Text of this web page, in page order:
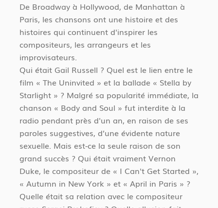
De Broadway à Hollywood, de Manhattan à
Paris, les chansons ont une histoire et des
histoires qui continuent d'inspirer les
compositeurs, les arrangeurs et les
improvisateurs.
Qui était Gail Russell ? Quel est le lien entre le
film « The Uninvited » et la ballade « Stella by
Starlight » ? Malgré sa popularité immédiate, la
chanson « Body and Soul » fut interdite à la
radio pendant près d'un an, en raison de ses
paroles suggestives, d’une évidente nature
sexuelle. Mais est-ce la seule raison de son
grand succès ? Qui était vraiment Vernon
Duke, le compositeur de « I Can't Get Started »,
« Autumn in New York » et « April in Paris » ?
Quelle était sa relation avec le compositeur